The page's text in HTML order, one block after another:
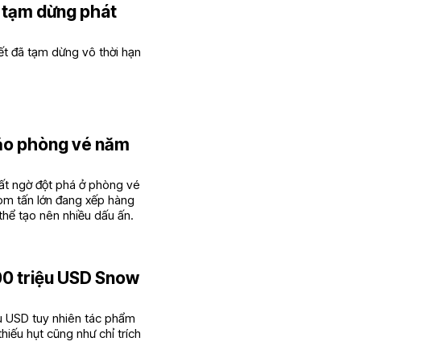
dừng phát
đã tạm dừng vô thời hạn
phòng vé năm
ngờ đột phá ở phòng vé
tấn lớn đang xếp hàng
tạo nên nhiều dấu ấn.
triệu USD Snow
tuy nhiên tác phẩm
hụt cũng như chỉ trích